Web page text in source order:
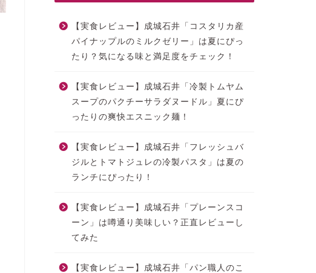
【実食レビュー】成城石井「コスタリカ産
パイナップルのミルクゼリー」は夏にぴっ
たり？気になる味と満足度をチェック！
【実食レビュー】成城石井「冷製トムヤム
スープのパクチーサラダヌードル」夏にぴ
ったりの爽快エスニック麺！
【実食レビュー】成城石井「フレッシュバ
ジルとトマトジュレの冷製パスタ」は夏の
ランチにぴったり！
【実食レビュー】成城石井「プレーンスコ
ーン」は噂通り美味しい？正直レビューし
てみた
【実食レビュー】成城石井「パン職人のこ